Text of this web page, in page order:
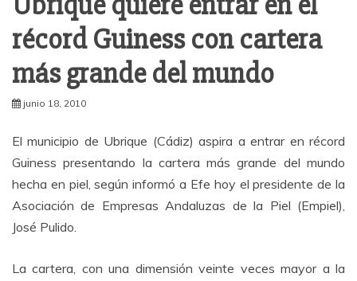
récord Guiness con cartera
más grande del mundo
junio 18, 2010
El municipio de Ubrique (Cádiz) aspira a entrar en récord
Guiness presentando la cartera más grande del mundo
hecha en piel, según informó a Efe hoy el presidente de la
Asociación de Empresas Andaluzas de la Piel (Empiel),
José Pulido.
La cartera, con una dimensión veinte veces mayor a la